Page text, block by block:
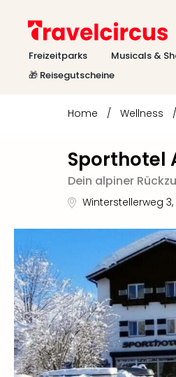
Freizeitparks Musicals &
🎁 Reisegutscheine
Home / Wellness /
Sporthotel
Dein alpiner
Winterstellerweg 3,